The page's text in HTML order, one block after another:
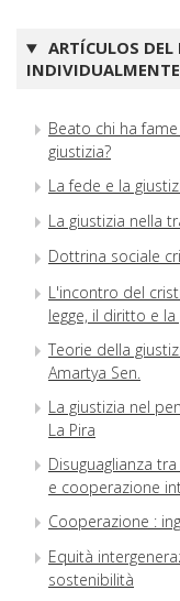
ARTÍCULOS
Beato chi ha
giustizia?
La fede e la
La giustizia nella
Dottrina sociale
L'incontro del
legge, il diritto e la
Teorie della
Amartya Sen.
La giustizia nel
La Pira
Disuguaglianza
e cooperazione
Cooperazione :
Equità
sostenibilità